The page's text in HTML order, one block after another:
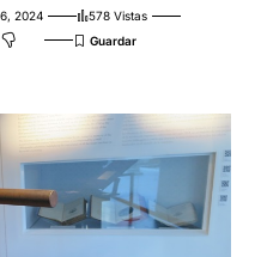
2024
578 Vistas